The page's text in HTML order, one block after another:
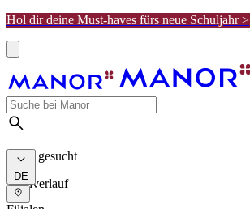
Hol dir deine Must-haves fürs neue Schuljahr >
Meist gesucht
Suchverlauf
DE